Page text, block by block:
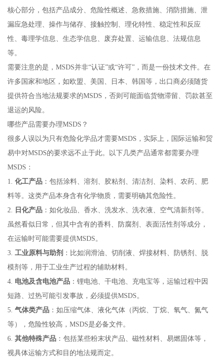
核心部分，包括产品成分、危险性概述、急救措施、消防措施、泄
漏应急处理、操作与储存、接触控制、理化特性、稳定性和反应
性、毒理学信息、生态学信息、废弃处置、运输信息、法规信息
等。
需要注意的是，MSDS并非“认证”或“许可”，而是一份技术文件。在
许多国家和地区，如欧盟、美国、日本、韩国等，出口商必须随货
提供符合当地法规要求的MSDS，否则可能面临货物滞留、罚款甚至
退运的风险。
哪些产品需要办理MSDS？
很多人误以为只有危险化学品才需要MSDS，实际上，国际运输和贸
易中对MSDS的要求远不止于此。以下几类产品通常都需要办理
MSDS：
1. 化工产品：包括涂料、溶剂、胶粘剂、清洁剂、染料、农药、肥
料等。这类产品本身含有化学物质，需要明确其危险性。
2.
日化产品：如化妆品、香水、洗发水、洗衣液、空气清新剂等。
虽然看似日常，但其中含有的香料、防腐剂、表面活性剂等成分，
在运输时可能需要提供MSDS。
3. 工业原料与助剂 ：比如润滑油、切削液、焊接材料、防锈剂、脱
模剂等，用于工业生产过程的辅助材料。
4. 电池及含电池产品：锂电池、干电池、充电宝等，运输过程中因
短路、过热可能引发事故，必须提供MSDS。
5. 气体类产品：如压缩气体、液化气体（丙烷、丁烷、氧气、氮气
等），危险性较高，MSDS是必备文件。
6. 其他特殊产品：包括某些粉末状产品、磁性材料、易燃固体等，
视具体运输方式和目的地法规而定。